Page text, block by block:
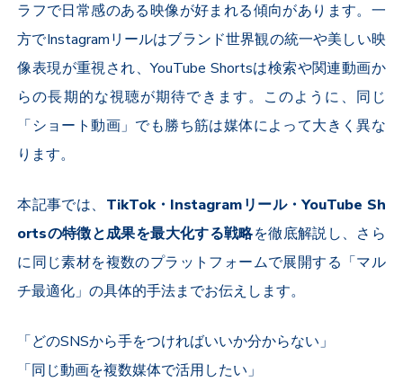
ラフで日常感のある映像が好まれる傾向があります。一
方でInstagramリールはブランド世界観の統一や美しい映
像表現が重視され、YouTube Shortsは検索や関連動画か
らの長期的な視聴が期待できます。このように、同じ
「ショート動画」でも勝ち筋は媒体によって大きく異な
ります。
本記事では、 TikTok・ Instagramリール・YouTube Sh
ortsの特徴と成果を最大化する戦略を徹底解説し、さら
に同じ素材を複数のプラットフォームで展開する「マル
チ最適化」の具体的手法までお伝えします。
「どのSNSから手をつければいいか分からない」
「同じ動画を複数媒体で活用したい」